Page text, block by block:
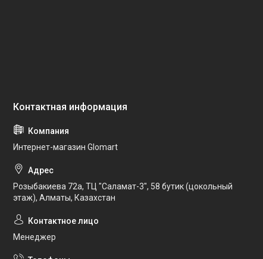
Интернет-магазин Glomart
Розыбакиева 72а, ТЦ "Саламат-3", 58 бутик (цокольный
этаж), Алматы, Казахстан
Менеджер